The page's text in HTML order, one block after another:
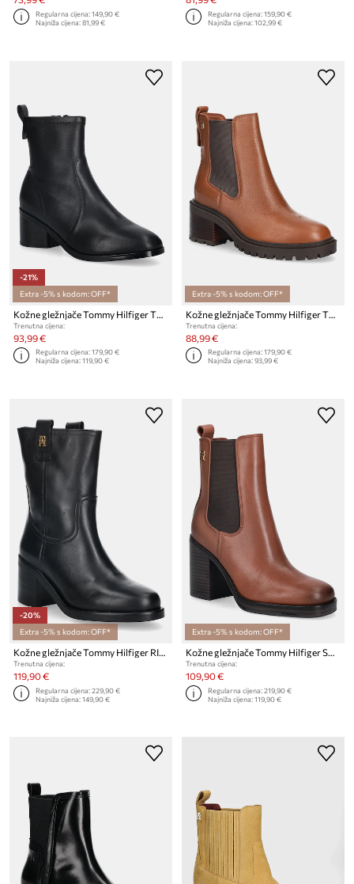
Regularna cijena:149,90 €
Najniža cijena:81,99 €
Regularna cijena:159,90 €
Najniža cijena:102,99 €
-21%
Extra -5% s kodom: OFF*
Trenutna cijena:
93,99 €
Regularna cijena:179,90 €
Najniža cijena:119,90 €
Extra -5% s kodom: OFF*
Trenutna cijena:
88,99 €
Regularna cijena:179,90 €
Najniža cijena:93,99 €
-20%
Extra -5% s kodom: OFF*
Kožne gležnjače Tommy Hilfiger RIDING LTHR MID BOOT BLOCK HEEL
Trenutna cijena:
119,90 €
Regularna cijena:229,90 €
Najniža cijena:149,90 €
Extra -5% s kodom: OFF*
Kožne gležnjače Tommy Hilfiger SQUARE TOE CHELSEA HIGH BLOCK HL
Trenutna cijena:
109,90 €
Regularna cijena:219,90 €
Najniža cijena:119,90 €